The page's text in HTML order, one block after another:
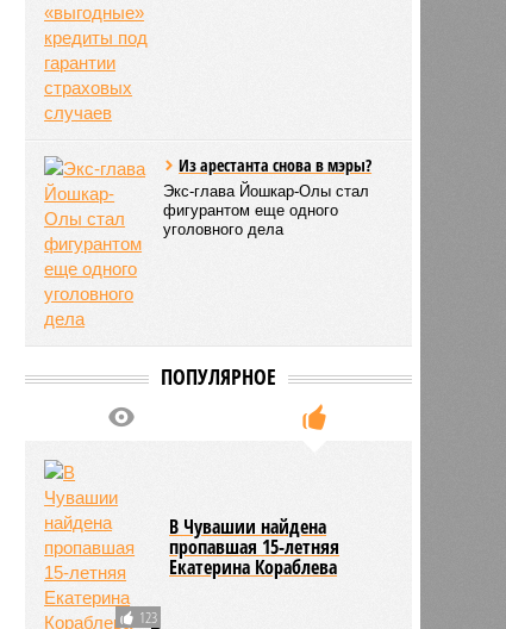
Из арестанта снова в мэры?
Экс-глава Йошкар-Олы стал
фигурантом еще одного
уголовного дела
ПОПУЛЯРНОЕ
123
В Чувашии найдена
пропавшая 15-летняя
Екатерина Кораблева